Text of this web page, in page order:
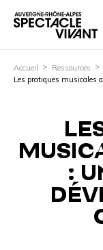
Accueil
Ressources
Les pratiques musicales
: